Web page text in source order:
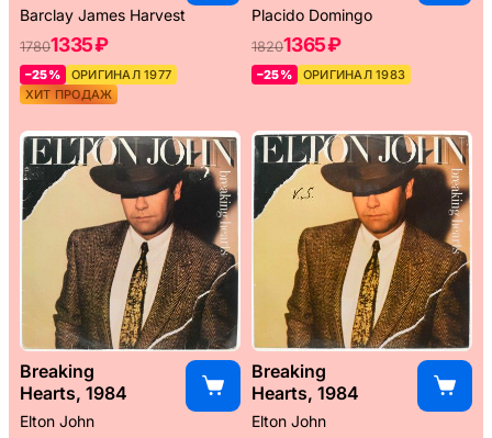
Barclay James Harvest
17801335 ₽
–25%
ОРИГИНАЛ 1977
ХИТ ПРОДАЖ
Placido Domingo
18201365 ₽
–25% ОРИГИНАЛ 1983
Breaking
Hearts, 1984
Elton John
Breaking
Hearts, 1984
Elton John